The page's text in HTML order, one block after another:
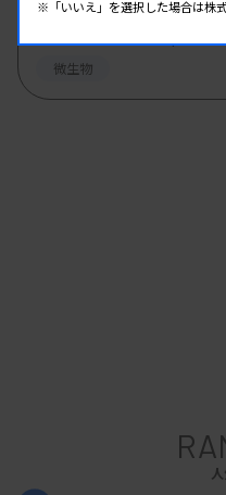
主催 :和歌山県臨床検査技
微生物
※「いいえ」を選択した場合は株